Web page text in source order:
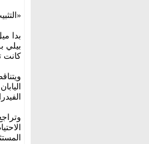
بدا
بيلي
كانت